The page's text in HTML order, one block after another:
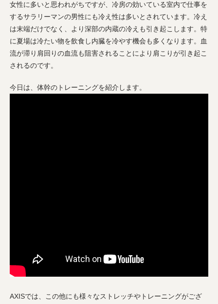
女性に多いと思われがちですが、冷房の効いている室内で仕事を
するサラリーマンの男性にも冷え性は多いとされています。冷え
は末端だけでなく、より深部の内蔵の冷えも引き起こします。特
に夏場は冷たい物を飲食し内臓を冷やす機会も多くなります。血
流が滞り肩回りの血流も阻害されることにより肩こりが引き起こ
されるのです。
今日は、体幹のトレーニングを紹介します。
AXISでは、この他にも様々なストレッチやトレーニングがござ